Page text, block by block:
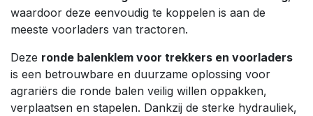
waardoor deze eenvoudig te koppelen is aan de
meeste voorladers van tractoren.
Deze ronde balenklem voor trekkers en voorladers
is een betrouwbare en duurzame oplossing voor
agrariërs die ronde balen veilig willen oppakken,
verplaatsen en stapelen. Dankzij de sterke hydrauliek,